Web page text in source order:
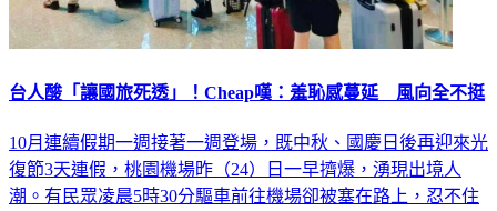
台人酸「讓國旅死透」！Cheap嘆：羞恥感蔓延 風向全不挺
10月連續假期一週接著一週登場，既中秋、國慶日後再迎來光
復節3天連假，桃園機場昨（24）日一早擠爆，湧現出境人
潮。有民眾凌晨5時30分驅車前往機場卻被塞在路上，忍不住